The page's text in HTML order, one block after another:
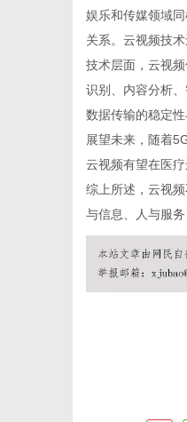
娱乐和传媒领域
关系。云视频技
技术层面，云视
识别、内容分析
数据传输的稳定性
展望未来，随着
云视频有望在医
综上所述，云视
与信息、人与服